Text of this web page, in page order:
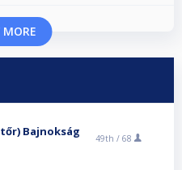
MORE
Bajnokság
49th / 68